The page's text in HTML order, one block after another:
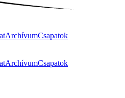
ArchívumCsapatok
ArchívumCsapatok